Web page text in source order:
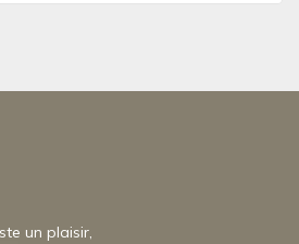
un plaisir,